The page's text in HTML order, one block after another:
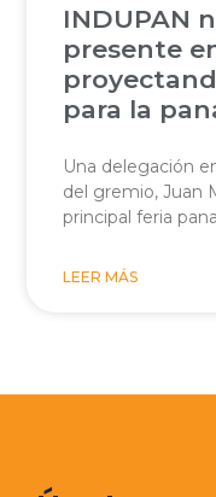
INDUPAN
presente
para la
Una delegación
del gremio, Juan
principal feria
LEER MÁS